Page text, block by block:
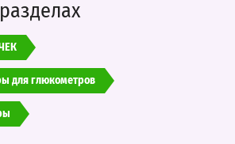
для глюкометров